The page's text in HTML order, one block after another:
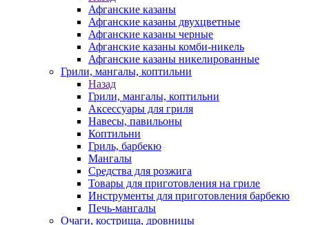
Афганские казаны
Афганские казаны двухцветные
Афганские казаны черные
Афганские казаны комби-никель
Афганские казаны никелированные
Грили, мангалы, коптильни
Назад
Грили, мангалы, коптильни
Аксессуары для гриля
Навесы, павильоны
Коптильни
Гриль, барбекю
Мангалы
Средства для розжига
Товары для приготовления на гриле
Инструменты для приготовления барбекю
Печь-мангалы
Очаги, кострища, дровницы